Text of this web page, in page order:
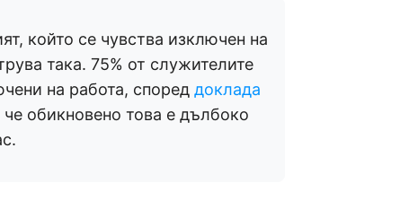
който се чувства изключен на
така. 75% от служителите
на работа, според доклада
че обикновено това е дълбоко